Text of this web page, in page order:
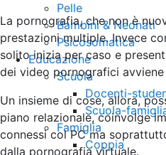
Pelle
Bambini & Neonati
Psicosomatica
Educazione
Scuola
Docenti-
Scuola-
Famiglia
Coppia
La pornografia, che non è
prestazioni multiple. Invece
solito inizia per caso e
dei video pornografici
Un insieme di cose, allora,
piano relazionale, coinvolge
connessi col PC ma
dalla pornografia virtuale.